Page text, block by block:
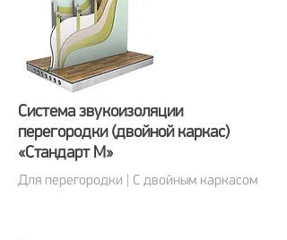
Система звукоизоляции
перегородки (двойной каркас)
«Стандарт М»
Для перегородки | С двойным каркасом